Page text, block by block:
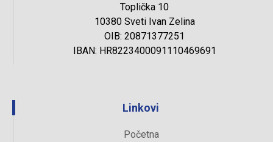
Toplička 10
10380 Sveti Ivan Zelina
OIB: 20871377251
IBAN: HR8223400091110469691
Linkovi
Početna